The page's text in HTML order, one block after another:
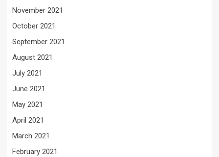
November 2021
October 2021
September 2021
August 2021
July 2021
June 2021
May 2021
April 2021
March 2021
February 2021